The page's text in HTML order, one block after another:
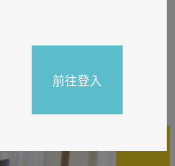
2026/06/20 - 2026/08/31
前往登入